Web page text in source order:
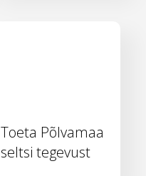
Toeta Põlvamaa
seltsi tegevust